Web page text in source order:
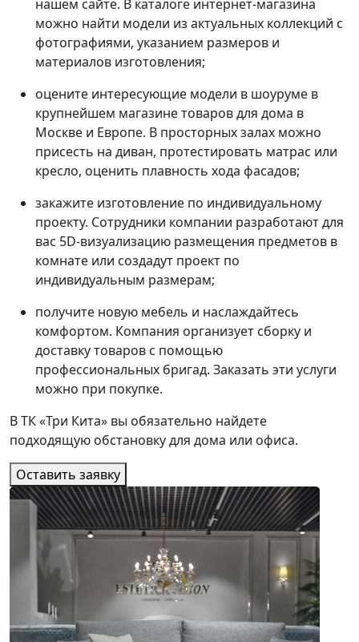
нашем сайте. В каталоге интернет-магазина
можно найти модели из актуальных коллекций с
фотографиями, указанием размеров и
материалов изготовления;
оцените интересующие модели в шоуруме в
крупнейшем магазине товаров для дома в
Москве и Европе. В просторных залах можно
присесть на диван, протестировать матрас или
кресло, оценить плавность хода фасадов;
закажите изготовление по индивидуальному
проекту. Сотрудники компании разработают для
вас 5D-визуализацию размещения предметов в
комнате или создадут проект по
индивидуальным размерам;
получите новую мебель и наслаждайтесь
комфортом. Компания организует сборку и
доставку товаров с помощью
профессиональных бригад. Заказать эти услуги
можно при покупке.
В ТК «Три Кита» вы обязательно найдете
подходящую обстановку для дома или офиса.
Оставить заявку